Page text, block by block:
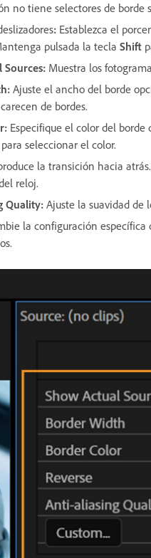
no tiene selectores de
: Establezca el
pulsada la tecla Shift
Sources: Muestra los
: Ajuste el ancho del borde
de bordes.
: Especifique el color del
seleccionar el color.
la transición hacia
reloj.
Quality: Ajuste la suavidad de
la configuración